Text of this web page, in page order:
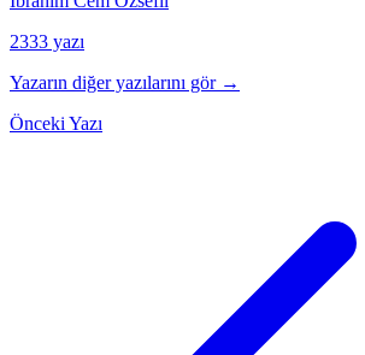
2333 yazı
Yazarın diğer yazılarını gör →
Önceki Yazı